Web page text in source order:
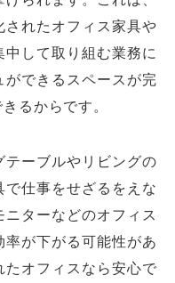
れたオフィス家具や
して取り組む業務に
できるスペースが完
るからです。
ーブルやリビングの
仕事をせざるをえな
ターなどのオフィス
が下がる可能性があ
オフィスなら安心で